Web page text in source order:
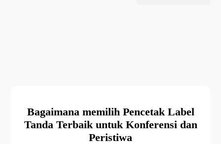
Bagaimana memilih Pencetak Label
Tanda Terbaik untuk Konferensi dan
Peristiwa